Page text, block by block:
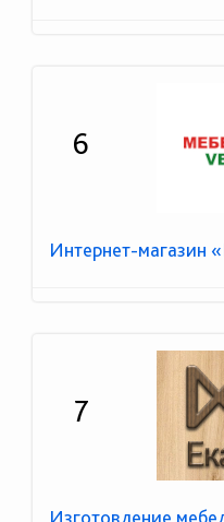
6
Интернет-магазин
7
Изготовление